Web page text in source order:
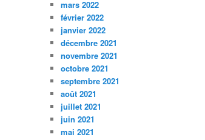
mars 2022
février 2022
janvier 2022
décembre 2021
novembre 2021
octobre 2021
septembre 2021
août 2021
juillet 2021
juin 2021
mai 2021